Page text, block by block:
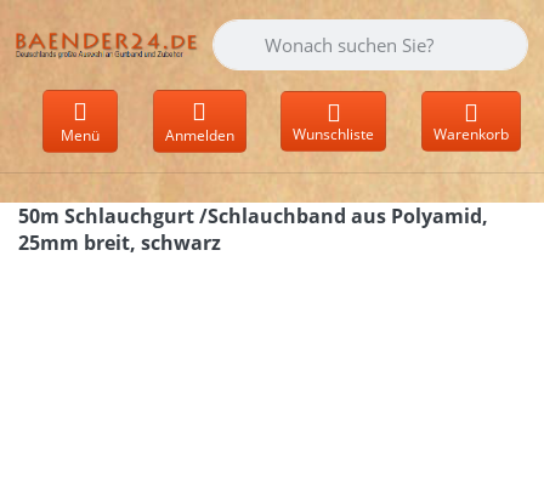
Geben Sie einen Suchbegriff ein.
Menü Anmelden Wunschliste Warenkorb
50m Schlauchgurt /Schlauchband aus Polyamid,
25mm breit, schwarz